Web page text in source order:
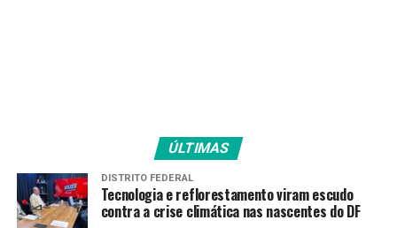
Para os usuários, a mudança já é percebida. Maria
Lusiene Morales, moradora de Ceilândia, afirma: “O
terminal ficou mais organizado e seguro. O piso antigo
ÚLTIMAS
DISTRITO FEDERAL
Tecnologia e reflorestamento viram escudo
contra a crise climática nas nascentes do DF